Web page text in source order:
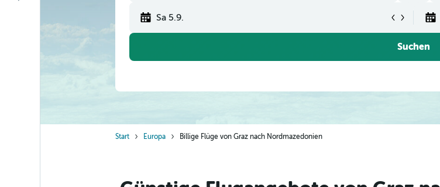
Sa 5.9.
Suchen
Start Europa Billige Flüge von Graz nach Nordmazedonien